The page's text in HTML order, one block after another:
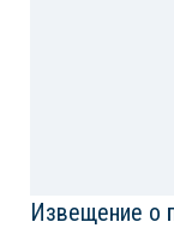
Извещение о